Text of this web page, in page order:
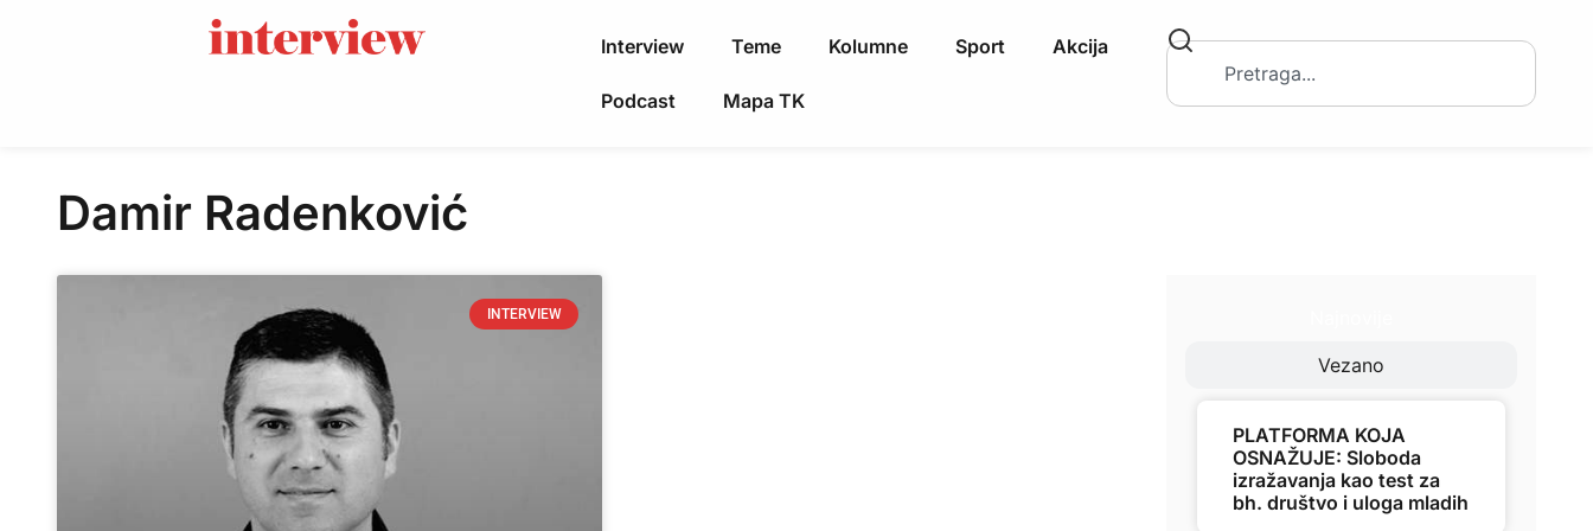
Interview Teme Kolumne Sport Akcija
Podcast Mapa TK
Damir Radenković
INTERVIEW
Vezano
PLATFORMA KOJA
OSNAŽUJE: Sloboda
izražavanja kao test za
bh. društvo i uloga mladih